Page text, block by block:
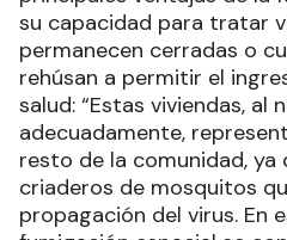
su capacidad para tratar
permanecen cerradas o
rehúsan a permitir el
salud: “Estas viviendas, al
adecuadamente,
resto de la comunidad,
criaderos de mosquitos
propagación del virus. En